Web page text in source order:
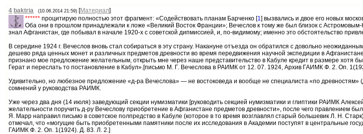
4 baktria (10.06.2014 21:59) [Материал]
****** процитирую полностью этот фрагмент: «Содействовать планам Барченко [1] вызвались и двое его новых
Оба они в прошлом принадлежали к ложе «Великий Восток Франции»; Вечеслов к тому же был близок с
знал Афганистан, где побывал в начале 1920-х с советской дипмиссией, и, по-видимому; именно это обстоятельство
В середине 1924 г. Вечеслов вновь стал собираться в эту страну. Накануне отъезда он обратился с довольно
дешево ряда ценных монет и различных предметов древности во время передвижения научной экспедиции в
признано мое предложение желательным, открыть мне через наше представительство в Кабуле кредит в размере
Герат и переслать то постановление в Кабул».[письмо М. Г. Вечеслова в РАИМК от 12. 07. 1924, Архив ГАИМК Ф. 2. Оп.
Удивительно, но любезное предложение «д-ра Вечеслова» — не востоковеда и вообще не специалиста «по
сомнений у руководства РАИМК.
Уже через два дня (14 июля) заведующий секции нумизматики [руководить секцией нумизматики и глиптики РАИМК
желательности поручить д-ру Вечеслову приобретение в Афганистане предметов древности», после чего правлением
Я. Марр направил письмо в советское полпредство в Кабуле (которое в то время возглавлял старый большевик Л. Н.
отмечал, что «могущие быть приобретенными памятники после их исследования в Академии поступят в центральные
ГАИМК Ф. 2. Оп. 1(1924). Д. 83. Л. 2.]